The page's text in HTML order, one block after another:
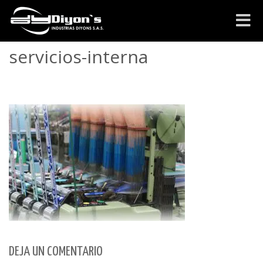
servicios-interna
DEJA UN COMENTARIO